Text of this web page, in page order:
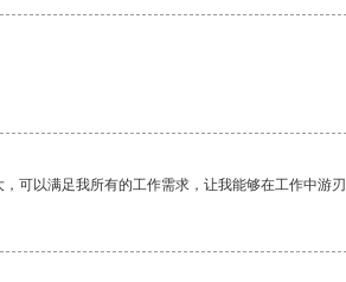
可以满足我所有的工作需求，让我能够在工作中游刃